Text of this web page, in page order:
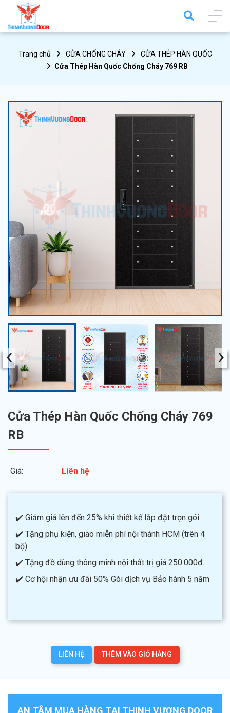
Trang chủ CỬA CHỐNG CHÁY
CỬA THÉP HÀN QUỐC
Cửa Thép Hàn Quốc Chống Cháy 769 RB
‹ ›
Cửa Thép Hàn Quốc Chống Cháy 769
RB
Giá: Liên hệ
✔️ Giảm giá lên đến 25% khi thiết kế lắp đặt trọn gói.
✔️ Tặng phụ kiện, giao miễn phí nội thành HCM (trên 4
bộ).
✔️ Tặng đồ dùng thông minh nội thất trị giá 250.000đ.
✔️ Cơ hội nhận ưu đãi 50% Gói dịch vụ Bảo hành 5 năm
LIÊN HỆ THÊM VÀO GIỎ HÀNG
AN TÂM MUA HÀNG TẠI THỊNH VƯỢNG DOOR